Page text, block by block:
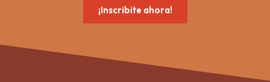
¡Inscribite ahora!